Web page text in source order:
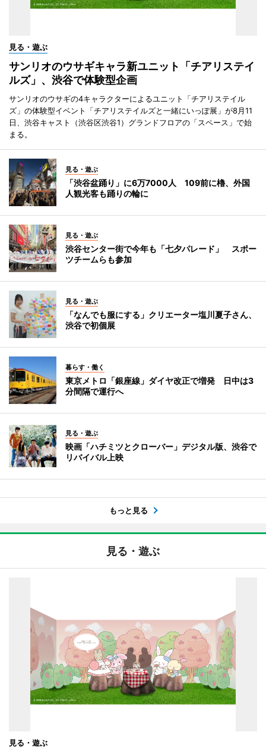
見る・遊ぶ
サンリオのウサギキャラ新ユニット「チアリステイ
ルズ」、渋谷で体験型企画
サンリオのウサギの4キャラクターによるユニット「チアリステイル
ズ」の体験型イベント「チアリステイルズと一緒にいっぽ展」が8月11
日、渋谷キャスト（渋谷区渋谷1）グランドフロアの「スペース」で始
まる。
見る・遊ぶ
「渋谷盆踊り」に6万7000人 109前に櫓、外国
人観光客も踊りの輪に
見る・遊ぶ
渋谷センター街で今年も「七夕パレード」 スポー
ツチームらも参加
見る・遊ぶ
「なんでも服にする」クリエーター塩川夏子さん、
渋谷で初個展
暮らす・働く
東京メトロ「銀座線」ダイヤ改正で増発 日中は3
分間隔で運行へ
見る・遊ぶ
映画「ハチミツとクローバー」デジタル版、渋谷で
リバイバル上映
もっと見る
見る・遊ぶ
見る・遊ぶ